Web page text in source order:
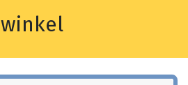
winkel